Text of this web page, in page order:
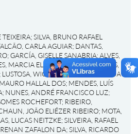
TEIXEIRA;SILVA, BRUNO RAFAEL
CARLA AGUIAR; DANTAS,
; GARCÍA, GISELLE SANABRIA;ALVES,
MARCIA ELIANE ZARABIA;BARROS,
; LUSTOSA, WIGNA ERIONY APARECIDA
HALLAL DOS; MENDES, LUÍS
; NUNES, ANDRÉ FRANCISCO LUZ;
ROCHEFORT; RIBEIRO,
JOÃO ELIÉZER RIBEIRO; MOTA,
LUCAS NEITZKE;SILVEIRA, RAFAEL
RENAN ZAFALON DA;SILVA, RICARDO